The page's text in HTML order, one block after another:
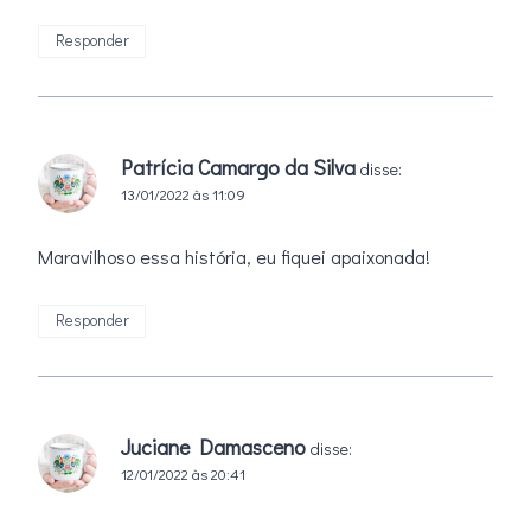
Responder
Patrícia Camargo da Silva disse:
13/01/2022 às 11:09
Maravilhoso essa história, eu fiquei apaixonada!
Responder
Juciane Damasceno disse:
12/01/2022 às 20:41